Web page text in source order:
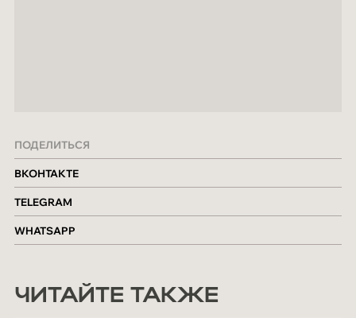
ПОДЕЛИТЬСЯ
ВКОНТАКТЕ
TELEGRAM
WHATSAPP
ЧИТАЙТЕ ТАКЖЕ